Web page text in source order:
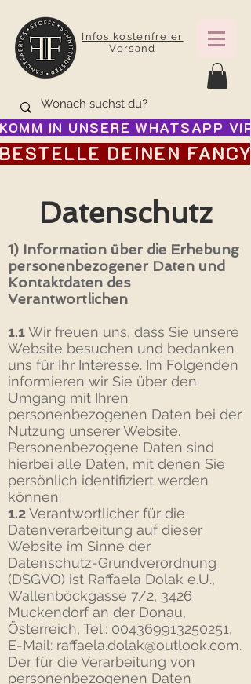
Infos kostenfreier
Versand
KOMM IN UNSERE WHATSAPP
BESTELLE DEINEN
Datenschutz
1) Information über die Erhebung
personenbezogener Daten und
Kontaktdaten des
Verantwortlichen
1.1Wir freuen uns, dass Sie unsere
Website besuchen und bedanken
uns für Ihr Interesse. Im Folgenden
informieren wir Sie über den
Umgang mit Ihren
personenbezogenen Daten bei der
Nutzung unserer Website.
Personenbezogene Daten sind
hierbei alle Daten, mit denen Sie
persönlich identifiziert werden
können.
1.2Verantwortlicher für die
Datenverarbeitung auf dieser
Website im Sinne der
Datenschutz-Grundverordnung
(DSGVO) ist Raffaela Dolak e.U.,
Wallenböckgasse 7/2, 3426
Muckendorf an der Donau,
Österreich, Tel.: 004369913250251,
E-Mail: raffaela.dolak@outlook.com.
Der für die Verarbeitung von
personenbezogenen Daten